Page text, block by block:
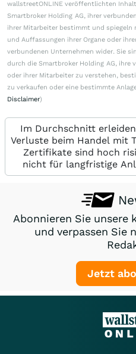
wallstreetONLINE veröffentlichten
Smartbroker Holding AG, ihrer
ihrer Mitarbeiter bestimmt und spiegeln
und Auffassungen ihrer Organe oder
verbundenen Unternehmen wider. Sie
durch die Smartbroker Holding AG, ihre
oder ihrer Mitarbeiter zu verstehen,
zu verkaufen oder eine bestimmte
Disclaimer)
Im Durchschnitt
Verluste beim Handel mit
Zertifikate sind hoch
nicht für langfristige
Abonnieren Sie unsere
und verpassen Sie
Jetzt